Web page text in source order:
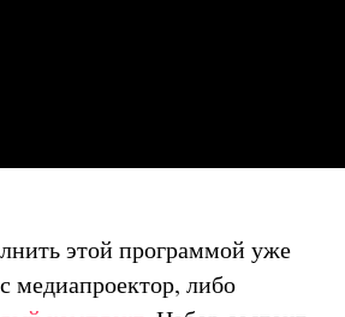
этой программой уже
медиапроектор, либо